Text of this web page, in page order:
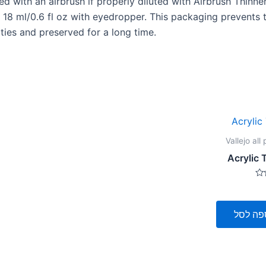
ml/0.6 fl oz with eyedropper. This packaging
and preserved for a long time.
Vallejo all
Acrylic
לסל